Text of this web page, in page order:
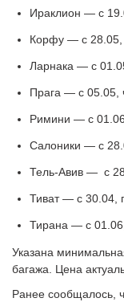
Ираклион — с
Корфу — с 28.05,
Ларнака — с
Прага — с 05.05,
Римини — с
Салоники — с
Тель-Авив — с
Тиват — с 30.04,
Тирана — с
Указана
багажа. Цена
Ранее сообщалось,